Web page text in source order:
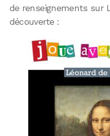
de renseignements sur
découverte :